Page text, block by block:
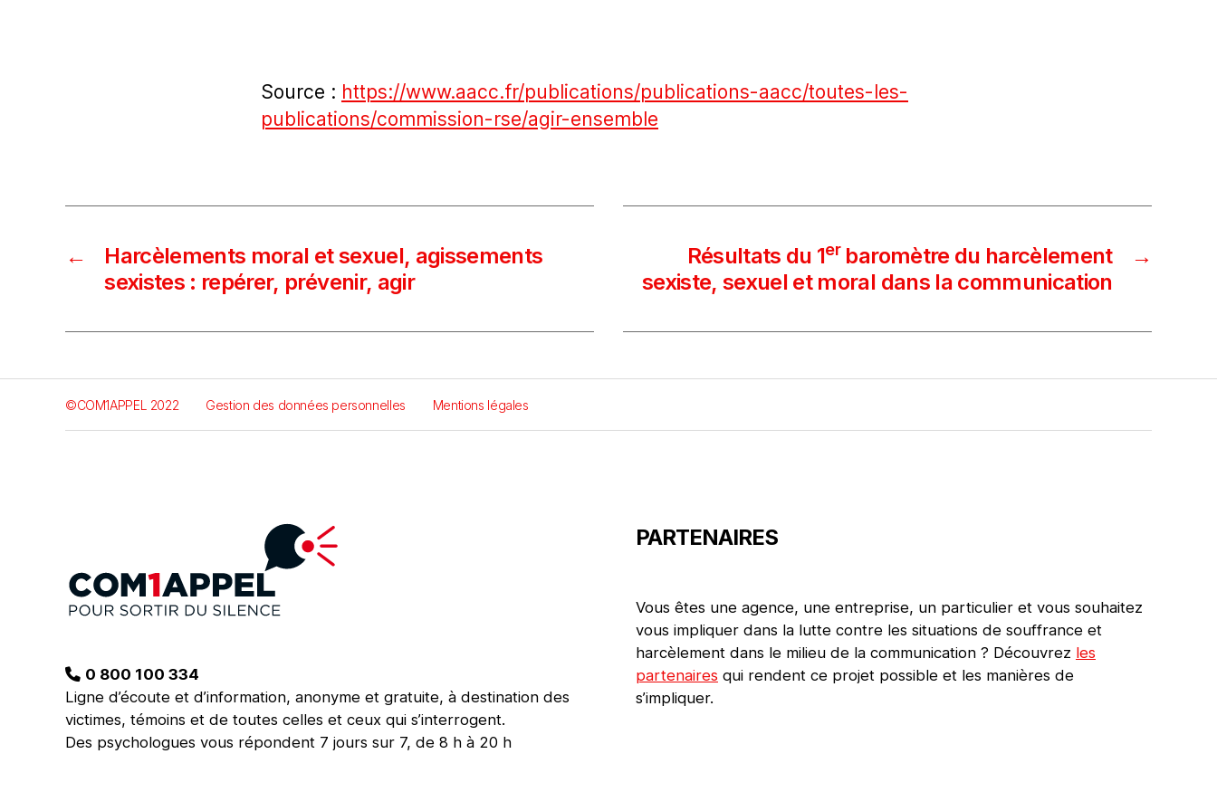
Source : https://www.aacc.fr/publications/publications-aacc/toutes-les-
publications/commission-rse/agir-ensemble
←
Harcèlements moral et sexuel, agissements
sexistes : repérer, prévenir, agir
→
Résultats du 1erbaromètre du harcèlement
sexiste, sexuel et moral dans la communication
©COM1APPEL 2022 Gestion des données personnelles Mentions légales
0 800 100 334
Ligne d’écoute et d’information, anonyme et gratuite, à destination des
victimes, témoins et de toutes celles et ceux qui s’interrogent.
Des psychologues vous répondent 7 jours sur 7, de 8 h à 20 h
PARTENAIRES
Vous êtes une agence, une entreprise, un particulier et vous souhaitez
vous impliquer dans la lutte contre les situations de souffrance et
harcèlement dans le milieu de la communication ? Découvrez les
partenaires qui rendent ce projet possible et les manières de
s’impliquer.